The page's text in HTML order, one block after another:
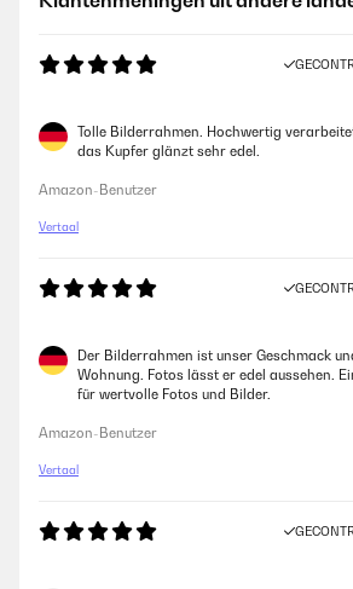
Tolle Bilderrahmen. Hochwertig
das Kupfer glänzt sehr edel.
Amazon-Benutzer
Vertaal
Der Bilderrahmen ist unser Geschmack
Wohnung. Fotos lässt er edel aussehen.
für wertvolle Fotos und Bilder.
Amazon-Benutzer
Vertaal